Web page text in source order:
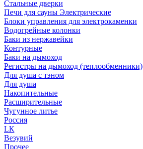
Стальные дверки
Печи для сауны Электрические
Блоки управления для электрокаменки
Водогрейные колонки
Баки из нержавейки
Контурные
Баки на дымоход
Регистры на дымоход (теплообменники)
Для душа с тэном
Для душа
Накопительные
Расширительные
Чугунное литье
Россия
LК
Везувий
Прочее